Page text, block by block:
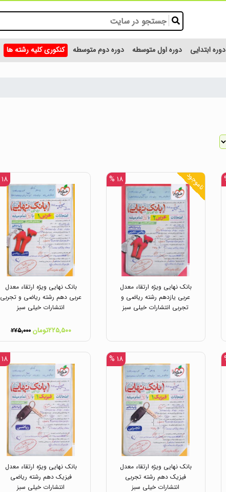
دوره ابتدایی دوره اول متوسطه دوره دوم متوسطه کنکوری کلیه رشته ها
ناموجود ۱۸ %
بانک نهایی ویژه ارتقاء معدل
عربی یازدهم رشته ریاضی و
تجربی انتشارات خیلی سبز
۱۸ %
بانک نهایی ویژه ارتقاء معدل
عربی دهم رشته ریاضی و تجربی
انتشارات خیلی سبز
۲۲۵,۵۰۰تومان ۲۷۵,۰۰۰
۱۸ %
بانک نهایی ویژه ارتقاء معدل
فیزیک دهم رشته تجربی
انتشارات خیلی سبز
۱۸ %
بانک نهایی ویژه ارتقاء معدل
فیزیک دهم رشته ریاضی
انتشارات خیلی سبز